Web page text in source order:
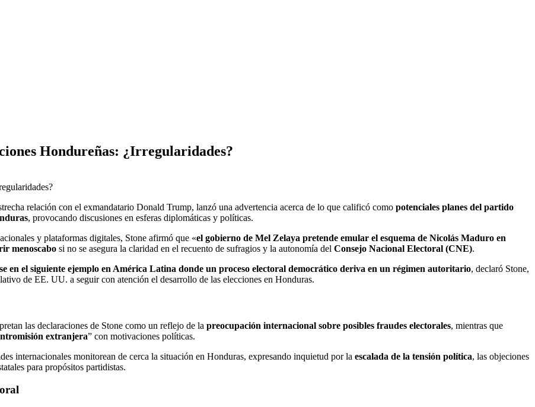
Hondureñas: ¿Irregularidades?
relación con el exmandatario Donald Trump, lanzó una advertencia acerca de lo que calificó como potenciales planes del partido
, provocando discusiones en esferas diplomáticas y políticas.
y plataformas digitales, Stone afirmó que «el gobierno de Mel Zelaya pretende emular el esquema de Nicolás Maduro en
menoscabo si no se asegura la claridad en el recuento de sufragios y la autonomía del Consejo Nacional Electoral (CNE).
en el siguiente ejemplo en América Latina donde un proceso electoral democrático deriva en un régimen autoritario, declaró Stone,
de EE. UU. a seguir con atención el desarrollo de las elecciones en Honduras.
las declaraciones de Stone como un reflejo de la preocupación internacional sobre posibles fraudes electorales, mientras que
extranjera” con motivaciones políticas.
internacionales monitorean de cerca la situación en Honduras, expresando inquietud por la escalada de la tensión política, las objeciones
para propósitos partidistas.